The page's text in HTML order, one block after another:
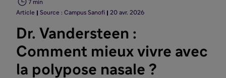
Article Source : Campus Sanofi 20 avr. 2026
7 min
Dr. Vandersteen :
Comment mieux vivre avec
la polypose nasale ?